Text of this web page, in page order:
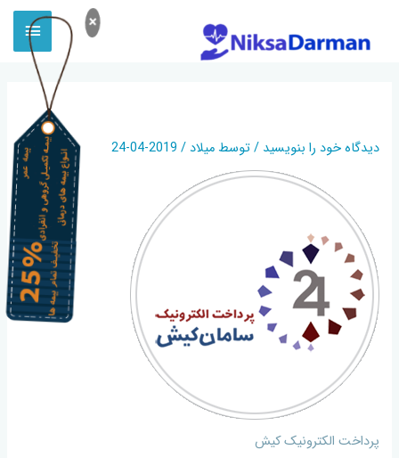
×
دیدگاه‌ خود را بنویسید / توسطمیلاد/
2019-04-24
پرداخت الکترونیک کیش